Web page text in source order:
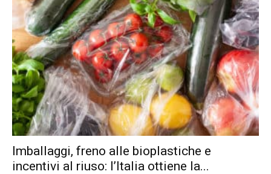
Imballaggi, freno alle bioplastiche e
incentivi al riuso: l’Italia ottiene la...